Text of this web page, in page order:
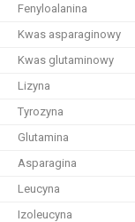
Fenyloalanina
Kwas asparaginowy
Kwas glutaminowy
Lizyna
Tyrozyna
Glutamina
Asparagina
Leucyna
Izoleucyna